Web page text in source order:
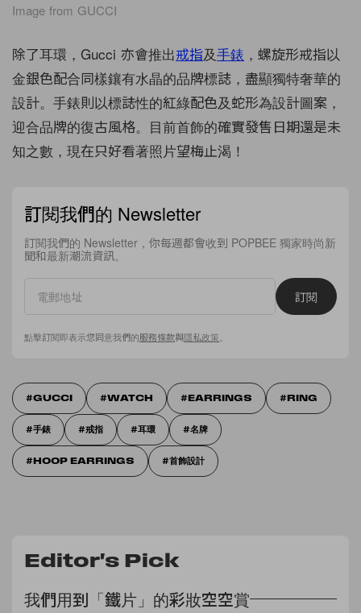
Image from GUCCI
除了耳環，Gucci 亦會推出戒指及手錶 ，螺旋形戒指以
金銀色配合同樣鑲有水晶的品牌標誌，盡顯獨特奢華的
設計。手錶則以標誌性的紅綠配色及蛇形為設計圖案，
迎合品牌的復古風格。目前首飾的確實發售日期還是未
知之數，現在只好看著照片望梅止渴！
訂閱我們的 Newsletter
訂閱我們的 Newsletter，你每週都會收到 POPBEE 獨家時尚新
聞和最新潮流資訊。
訂閱
點擊訂閱即表示您同意我們的服務條款與隱私政策
GUCCI WATCH EARRINGS RING
手錶 戒指 耳環 名牌
HOOP EARRINGS 首飾設計
Editor's Pick
我們用到「鐵片」的彩妝空空賞